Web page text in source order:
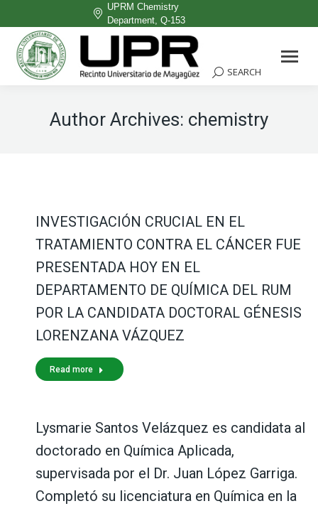
UPRM Chemistry
Department, Q-153
Facebook
page
new
Search:
SEARCH
Author Archives: chemistry
INVESTIGACIÓN CRUCIAL EN EL
TRATAMIENTO CONTRA EL CÁNCER FUE
PRESENTADA HOY EN EL
DEPARTAMENTO DE QUÍMICA DEL RUM
POR LA CANDIDATA DOCTORAL GÉNESIS
LORENZANA VÁZQUEZ
Read more
Lysmarie Santos Velázquez es candidata al
doctorado en Química Aplicada,
supervisada por el Dr. Juan López Garriga.
Completó su licenciatura en Química en la